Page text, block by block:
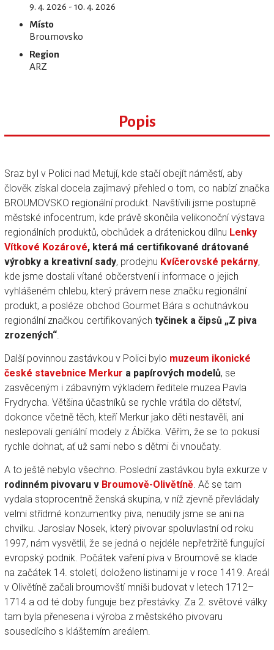
9. 4. 2026 - 10. 4. 2026
Místo
Broumovsko
Region
ARZ
Popis
Sraz byl v Polici nad Metují, kde stačí obejít náměstí, aby
člověk získal docela zajímavý přehled o tom, co nabízí značka
BROUMOVSKO regionální produkt. Navštívili jsme postupně
městské infocentrum, kde právě skončila velikonoční výstava
regionálních produktů, obchůdek a drátenickou dílnu Lenky
Vítkové Kozárové, která má certifikované drátované
výrobky a kreativní sady, prodejnu Kvíčerovské pekárny,
kde jsme dostali vítané občerstvení i informace o jejich
vyhlášeném chlebu, který právem nese značku regionální
produkt, a posléze obchod Gourmet Bára s ochutnávkou
regionální značkou certifikovaných tyčinek a čipsů „Z piva
zrozených“.
Další povinnou zastávkou v Polici bylo muzeum ikonické
české stavebnice Merkur a papírových modelů, se
zasvěceným i zábavným výkladem ředitele muzea Pavla
Frydrycha. Většina účastníků se rychle vrátila do dětství,
dokonce včetně těch, kteří Merkur jako děti nestavěli, ani
neslepovali geniální modely z Ábíčka. Věřím, že se to pokusí
rychle dohnat, ať už sami nebo s dětmi či vnoučaty.
A to ještě nebylo všechno. Poslední zastávkou byla exkurze v
rodinném pivovaru v Broumově-Olivětíně. Ač se tam
vydala stoprocentně ženská skupina, v níž zjevně převládaly
velmi střídmé konzumentky piva, nenudily jsme se ani na
chvilku. Jaroslav Nosek, který pivovar spoluvlastní od roku
1997, nám vysvětlil, že se jedná o nejdéle nepřetržitě fungující
evropský podnik. Počátek vaření piva v Broumově se klade
na začátek 14. století, doloženo listinami je v roce 1419. Areál
v Olivětíně začali broumovští mniši budovat v letech 1712–
1714 a od té doby funguje bez přestávky. Za 2. světové války
tam byla přenesena i výroba z městského pivovaru
sousedícího s klášterním areálem.